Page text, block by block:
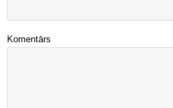
Komentārs